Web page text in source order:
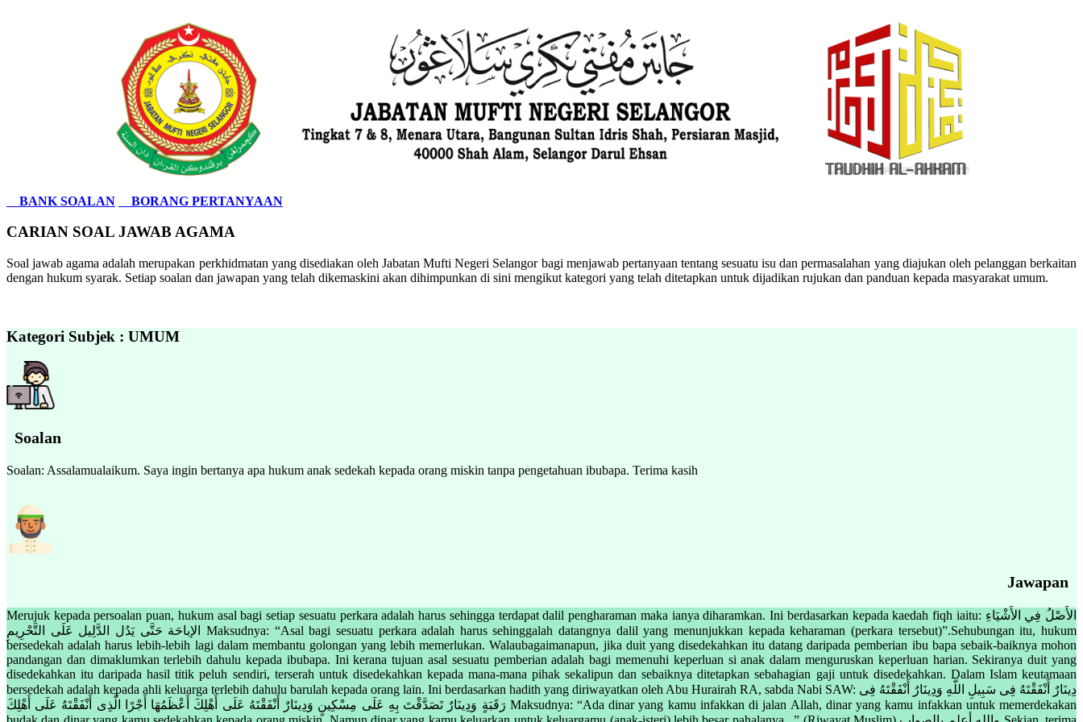
BANK SOALAN BORANG PERTANYAAN
CARIAN SOAL JAWAB AGAMA
Soal jawab agama adalah merupakan perkhidmatan yang disediakan oleh Jabatan Mufti Negeri Selangor bagi menjawab pertanyaan tentang sesuatu isu dan permasalahan yang diajukan oleh pelanggan berkaitan
dengan hukum syarak. Setiap soalan dan jawapan yang telah dikemaskini akan dihimpunkan di sini mengikut kategori yang telah ditetapkan untuk dijadikan rujukan dan panduan kepada masyarakat umum.
Kategori Subjek : UMUM
Soalan
Soalan: Assalamualaikum. Saya ingin bertanya apa hukum anak sedekah kepada orang miskin tanpa pengetahuan ibubapa. Terima kasih
Jawapan
Merujuk kepada persoalan puan, hukum asal bagi setiap sesuatu perkara adalah harus sehingga terdapat dalil pengharaman maka ianya diharamkan. Ini berdasarkan kepada kaedah fiqh iaitu: الأَصْلُ فِي الأَشْيَاءِ
الإباحَة حَتَّى يَدُل الدَّلِيل عَلَى التَّحْرِيمِ Maksudnya: “Asal bagi sesuatu perkara adalah harus sehinggalah datangnya dalil yang menunjukkan kepada keharaman (perkara tersebut)”.Sehubungan itu, hukum
bersedekah adalah harus lebih-lebih lagi dalam membantu golongan yang lebih memerlukan. Walaubagaimanapun, jika duit yang disedekahkan itu datang daripada pemberian ibu bapa sebaik-baiknya mohon
pandangan dan dimaklumkan terlebih dahulu kepada ibubapa. Ini kerana tujuan asal sesuatu pemberian adalah bagi memenuhi keperluan si anak dalam menguruskan keperluan harian. Sekiranya duit yang
disedekahkan itu daripada hasil titik peluh sendiri, terserah untuk disedekahkan kepada mana-mana pihak sekalipun dan sebaiknya ditetapkan sebahagian gaji untuk disedekahkan. Dalam Islam keutamaan
bersedekah adalah kepada ahli keluarga terlebih dahulu barulah kepada orang lain. Ini berdasarkan hadith yang diriwayatkan oleh Abu Hurairah RA, sabda Nabi SAW: دِينَارٌ أَنْفَقْتَهُ فِى سَبِيلِ اللَّهِ وَدِينَارٌ أَنْفَقْتَهُ فِى
رَقَبَةٍ وَدِينَارٌ تَصَدَّقْتَ بِهِ عَلَى مِسْكِينٍ وَدِينَارٌ أَنْفَقْتَهُ عَلَى أَهْلِكَ أَعْظَمُهَا أَجْرًا الَّذِى أَنْفَقْتَهُ عَلَى أَهْلِكَ Maksudnya: “Ada dinar yang kamu infakkan di jalan Allah, dinar yang kamu infakkan untuk memerdekakan